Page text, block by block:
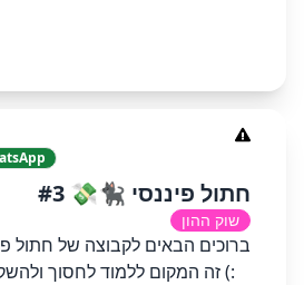
חתול פיננסי 🐈‍⬛💸 #3
שוק ההון
ברוכים הבאים לקבוצה של חתול
:) זה המקום ללמוד לחסוך